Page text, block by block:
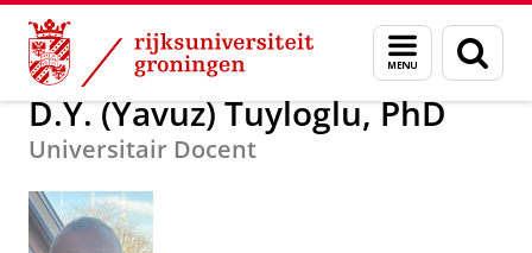
Skip
Content
Skip
Navigation
Menu
en
zoeken
Over ons D.Y. (Yavuz) Tuyloglu, PhD
D.Y. (Yavuz) Tuyloglu, PhD
Universitair Docent